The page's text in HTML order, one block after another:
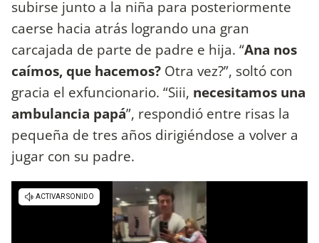
subirse junto a la niña para posteriormente
caerse hacia atrás logrando una gran
carcajada de parte de padre e hija. “Ana nos
caímos, que hacemos? Otra vez?”, soltó con
gracia el exfuncionario. “Siii, necesitamos una
ambulancia papá”, respondió entre risas la
pequeña de tres años dirigiéndose a volver a
jugar con su padre.